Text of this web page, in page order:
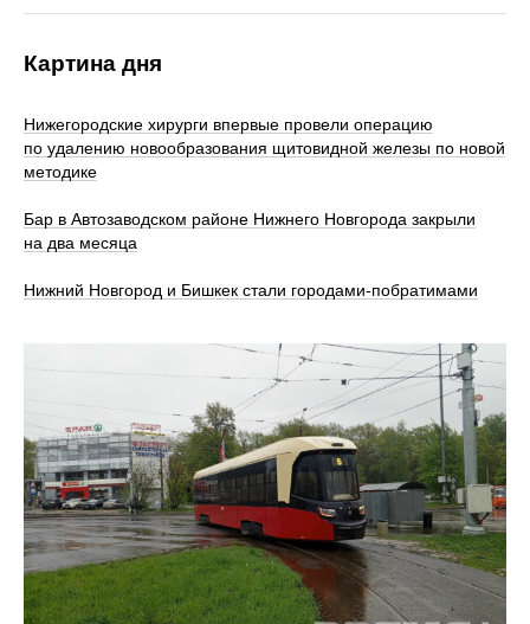
Картина дня
Нижегородские хирурги впервые провели операцию
по удалению новообразования щитовидной железы по новой
методике
Бар в Автозаводском районе Нижнего Новгорода закрыли
на два месяца
Нижний Новгород и Бишкек стали городами-побратимами